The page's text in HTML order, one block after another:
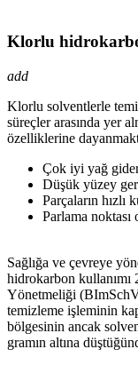
Klorlu
add
Klorlu solventlerle
süreçler arasında yer
özelliklerine
Çok iyi yağ
Düşük yüzey
Parçaların hızlı
Parlama noktası
Sağlığa ve çevreye
hidrokarbon
Yönetmeliği
temizleme işleminin
bölgesinin ancak
gramın altına